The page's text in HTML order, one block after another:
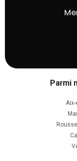
Parmi
Aix-